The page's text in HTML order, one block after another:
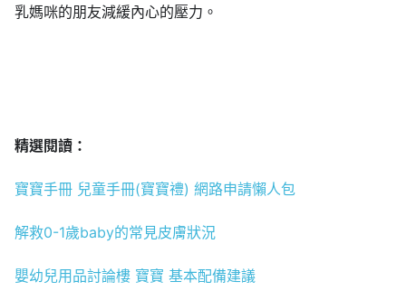
乳媽咪的朋友減緩內心的壓力。
精選閱讀：
寶寶手冊 兒童手冊(寶寶禮) 網路申請懶人包
解救0-1歲baby的常見皮膚狀況
嬰幼兒用品討論樓 寶寶 基本配備建議